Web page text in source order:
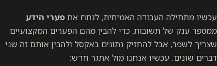
עכשיו מתחילה העבודה האמיתית, לנתח את פערי הידע
ממספר ענק של תשובות, כדי להבין מהם הפערים המקצועיים
שצריך לשפר, אבל להחזיק נתונים באקסל ולהבין אותם זה שני
דברים שונים. עכשיו אנחנו מול אתגר חדש: